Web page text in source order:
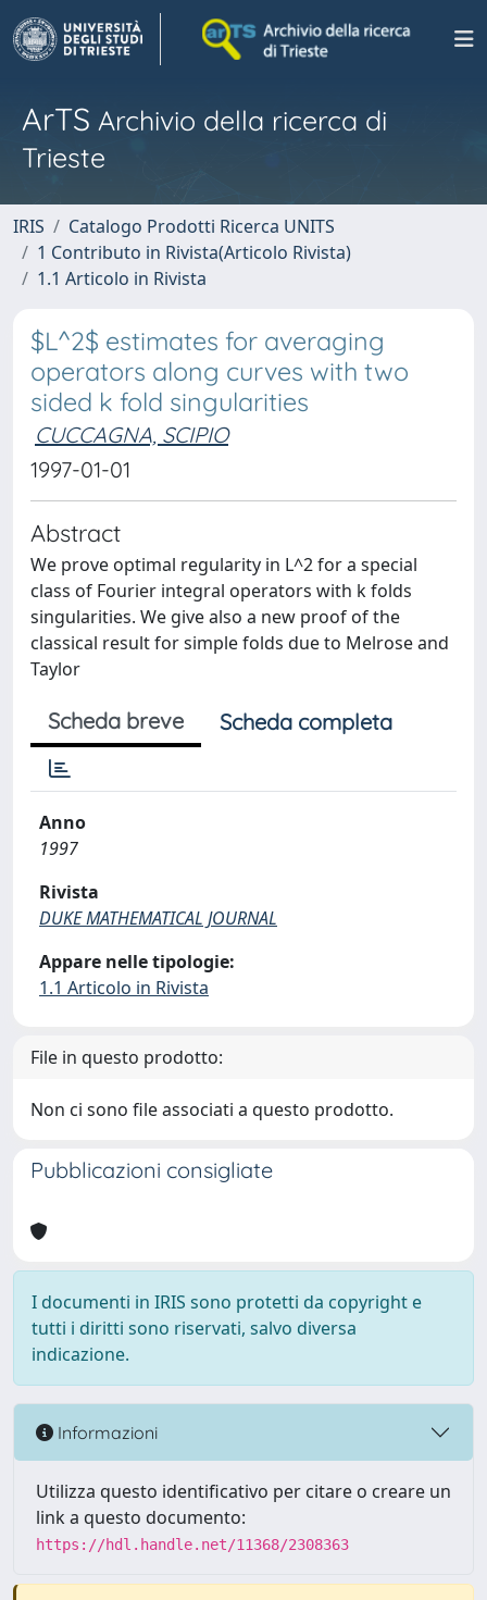
ArTS Archivio della ricerca di
Trieste
IRIS
Catalogo Prodotti Ricerca UNITS
1 Contributo in Rivista(Articolo Rivista)
1.1 Articolo in Rivista
$L^2$ estimates for averaging
operators along curves with two
sided k fold singularities
CUCCAGNA, SCIPIO
1997-01-01
Abstract
We prove optimal regularity in L^2 for a special
class of Fourier integral operators with k folds
singularities. We give also a new proof of the
classical result for simple folds due to Melrose and
Taylor
Scheda breve Scheda completa
Anno
1997
Rivista
DUKE MATHEMATICAL JOURNAL
Appare nelle tipologie:
1.1 Articolo in Rivista
File in questo prodotto:
Non ci sono file associati a questo prodotto.
Pubblicazioni consigliate
I documenti in IRIS sono protetti da copyright e
tutti i diritti sono riservati, salvo diversa
indicazione.
Informazioni
Utilizza questo identificativo per citare o creare un
link a questo documento:
https://hdl.handle.net/11368/2308363